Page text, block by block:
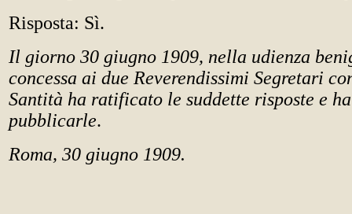
Risposta: Sì.
Il giorno 30 giugno 1909, nella udienza
concessa ai due Reverendissimi Segretari
Santità ha ratificato le suddette risposte e
pubblicarle.
Roma, 30 giugno 1909.